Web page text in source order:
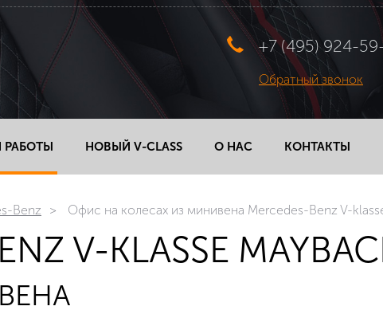
+7 (495) 924-
Обратный звонок
НОВЫЙ V-CLASS О НАС КОНТАКТЫ
Benz Офис на колесах из минивена Mercedes-Benz V-
V-KLASSE